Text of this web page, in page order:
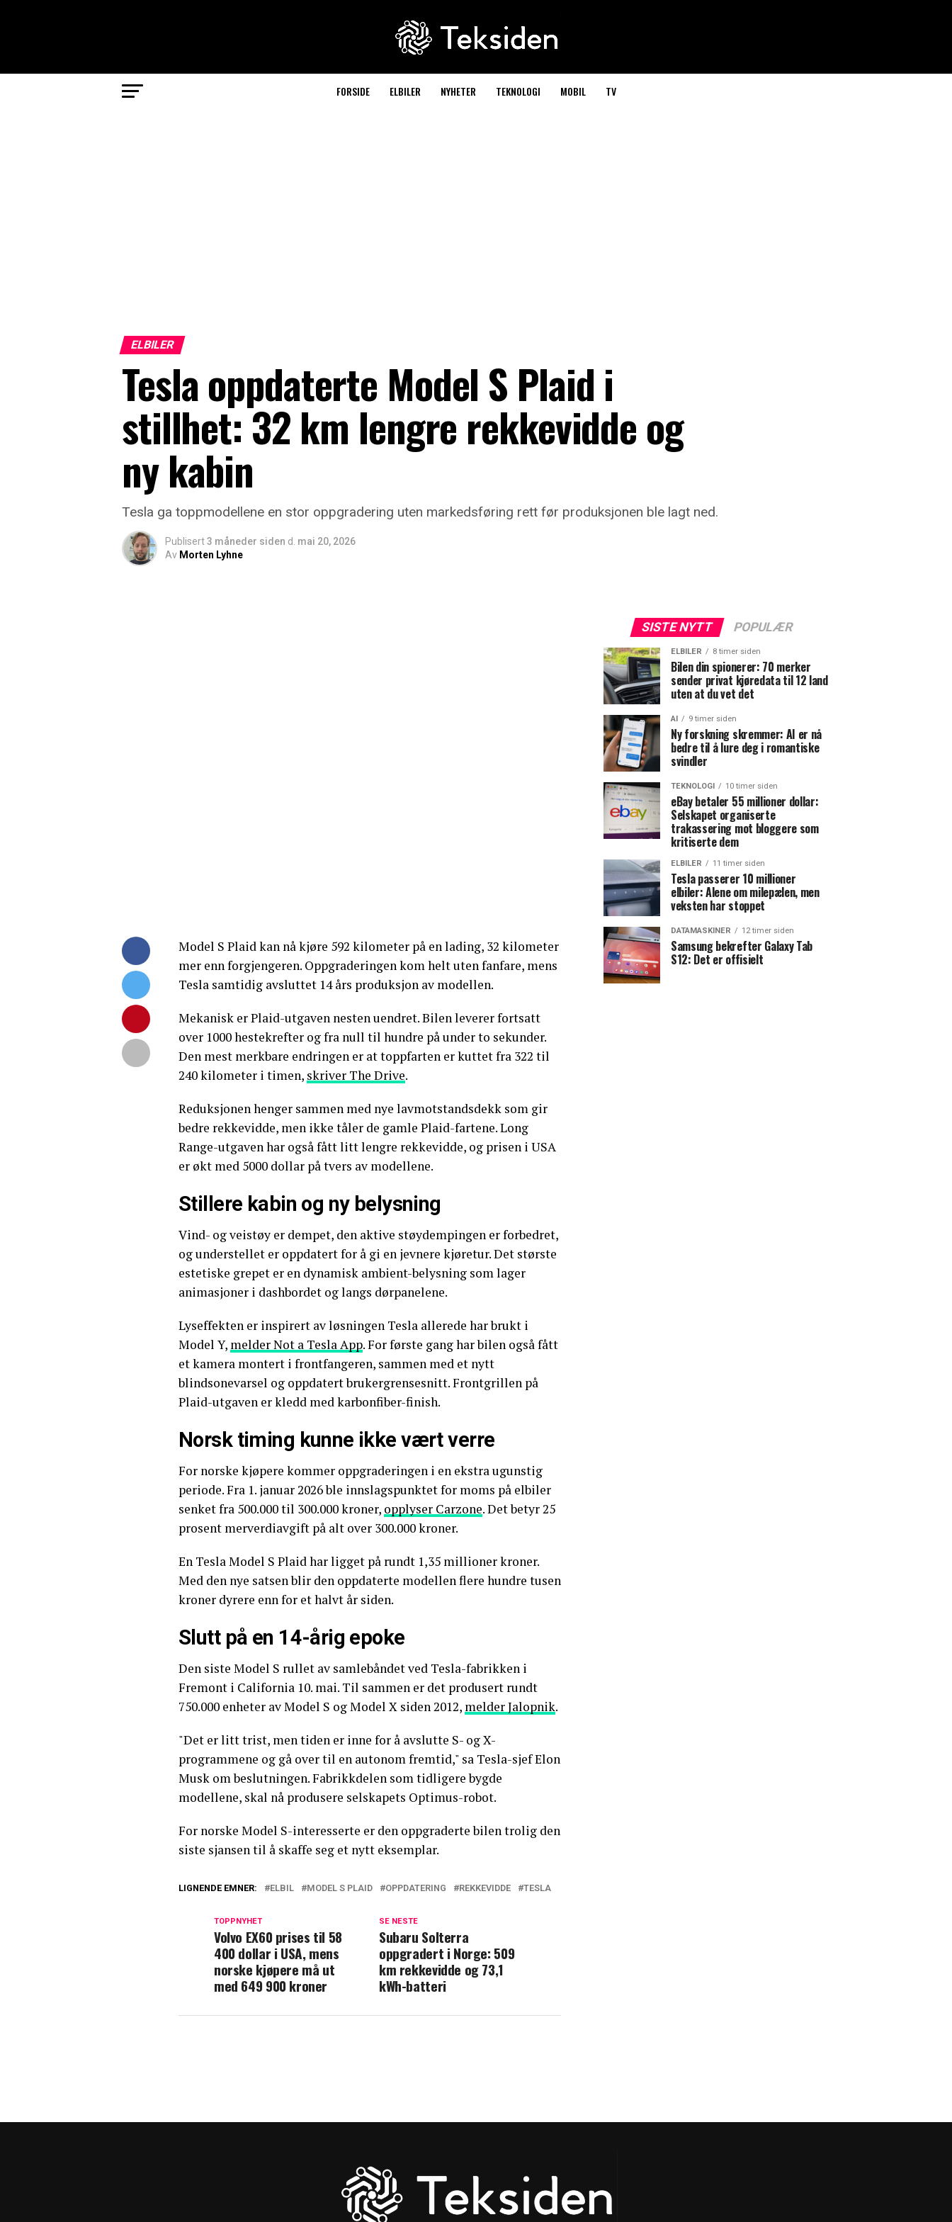
FORSIDE ELBILER NYHETER TEKNOLOGI MOBIL TV
ELBILER
Tesla oppdaterte Model S Plaid i
stillhet: 32 km lengre rekkevidde og
ny kabin
Tesla ga toppmodellene en stor oppgradering uten markedsføring rett før produksjonen ble lagt ned.
Publisert3 måneder siden d. mai 20, 2026
Av Morten Lyhne
Model S Plaid kan nå kjøre 592 kilometer på en lading, 32 kilometer
mer enn forgjengeren. Oppgraderingen kom helt uten fanfare, mens
Tesla samtidig avsluttet 14 års produksjon av modellen.
Mekanisk er Plaid-utgaven nesten uendret. Bilen leverer fortsatt
over 1000 hestekrefter og fra null til hundre på under to sekunder.
Den mest merkbare endringen er at toppfarten er kuttet fra 322 til
240 kilometer i timen, skriver The Drive.
Reduksjonen henger sammen med nye lavmotstandsdekk som gir
bedre rekkevidde, men ikke tåler de gamle Plaid-fartene. Long
Range-utgaven har også fått litt lengre rekkevidde, og prisen i USA
er økt med 5000 dollar på tvers av modellene.
Stillere kabin og ny belysning
Vind- og veistøy er dempet, den aktive støydempingen er forbedret,
og understellet er oppdatert for å gi en jevnere kjøretur. Det største
estetiske grepet er en dynamisk ambient-belysning som lager
animasjoner i dashbordet og langs dørpanelene.
Lyseffekten er inspirert av løsningen Tesla allerede har brukt i
Model Y, melder Not a Tesla App. For første gang har bilen også fått
et kamera montert i frontfangeren, sammen med et nytt
blindsonevarsel og oppdatert brukergrensesnitt. Frontgrillen på
Plaid-utgaven er kledd med karbonfiber-finish.
Norsk timing kunne ikke vært verre
For norske kjøpere kommer oppgraderingen i en ekstra ugunstig
periode. Fra 1. januar 2026 ble innslagspunktet for moms på elbiler
senket fra 500.000 til 300.000 kroner, opplyser Carzone. Det betyr 25
prosent merverdiavgift på alt over 300.000 kroner.
En Tesla Model S Plaid har ligget på rundt 1,35 millioner kroner.
Med den nye satsen blir den oppdaterte modellen flere hundre tusen
kroner dyrere enn for et halvt år siden.
Slutt på en 14-årig epoke
Den siste Model S rullet av samlebåndet ved Tesla-fabrikken i
Fremont i California 10. mai. Til sammen er det produsert rundt
750.000 enheter av Model S og Model X siden 2012, melder Jalopnik.
"Det er litt trist, men tiden er inne for å avslutte S- og X-
programmene og gå over til en autonom fremtid," sa Tesla-sjef Elon
Musk om beslutningen. Fabrikkdelen som tidligere bygde
modellene, skal nå produsere selskapets Optimus-robot.
For norske Model S-interesserte er den oppgraderte bilen trolig den
siste sjansen til å skaffe seg et nytt eksemplar.
LIGNENDE EMNER: ELBIL MODEL S PLAID OPPDATERING REKKEVIDDE TESLA
SE NESTE
Subaru Solterra
oppgradert i Norge: 509
km rekkevidde og 73,1
kWh-batteri
TOPPNYHET
Volvo EX60 prises til 58
400 dollar i USA, mens
norske kjøpere må ut
med 649 900 kroner
SISTE NYTT POPULÆR
ELBILER 8 timer siden
Bilen din spionerer: 70 merker
sender privat kjøredata til 12 land
uten at du vet det
AI 9 timer siden
Ny forskning skremmer: AI er nå
bedre til å lure deg i romantiske
svindler
TEKNOLOGI 10 timer siden
eBay betaler 55 millioner dollar:
Selskapet organiserte
trakassering mot bloggere som
kritiserte dem
ELBILER 11 timer siden
Tesla passerer 10 millioner
elbiler: Alene om milepælen, men
veksten har stoppet
DATAMASKINER 12 timer siden
Samsung bekrefter Galaxy Tab
S12: Det er offisielt